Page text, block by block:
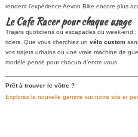
rendent l’expérience Aevon Bike encore plus
Le Cafe Racer pour chaque usage
Trajets quotidiens ou escapades du week-end :
riders. Que vous cherchiez un vélo custom
vos trajets urbains ou une vraie machine de
modèle pensé pour chacun d’entre vous.
Prêt à trouver le vôtre ?
Explorez la nouvelle gamme sur notre site et